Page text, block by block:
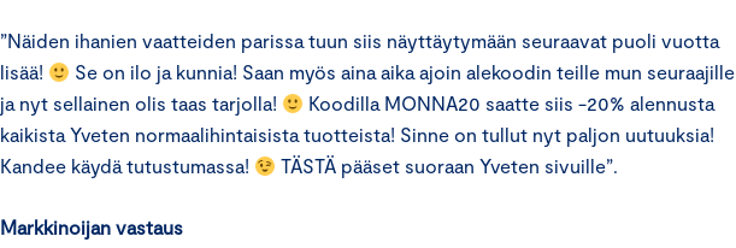
”Näiden ihanien vaatteiden parissa tuun siis näyttäytymään seuraavat puoli vuotta
lisää!
Se on ilo ja kunnia! Saan myös aina aika ajoin alekoodin teille mun seuraajille
ja nyt sellainen olis taas tarjolla!
Koodilla MONNA20 saatte siis -20% alennusta
kaikista Yveten normaalihintaisista tuotteista! Sinne on tullut nyt paljon uutuuksia!
Kandee käydä tutustumassa!
TÄSTÄ pääset suoraan Yveten sivuille”.
Markkinoijan vastaus